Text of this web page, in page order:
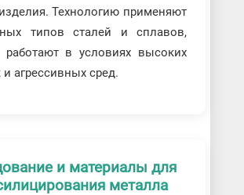
Технологию применяют
типов сталей и сплавов,
работают в условиях высоких
и агрессивных сред.
и материалы для
металла